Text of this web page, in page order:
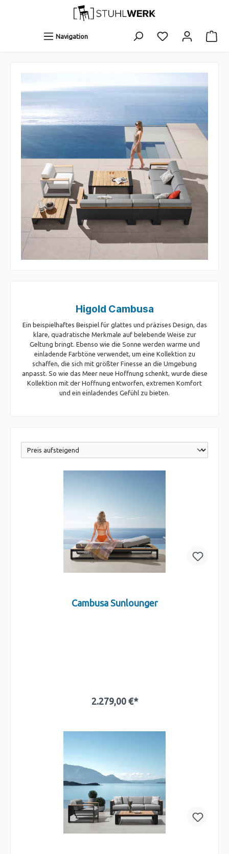
Navigation
Higold Cambusa
Ein beispielhaftes Beispiel für glattes und präzises Design, das
klare, quadratische Merkmale auf belebende Weise zur
Geltung bringt. Ebenso wie die Sonne werden warme und
einladende Farbtöne verwendet, um eine Kollektion zu
schaffen, die sich mit größter Finesse an die Umgebung
anpasst. So wie das Meer neue Hoffnung schenkt, wurde diese
Kollektion mit der Hoffnung entworfen, extremen Komfort
und ein einladendes Gefühl zu bieten.
Cambusa Sunlounger
2.279,00 €*